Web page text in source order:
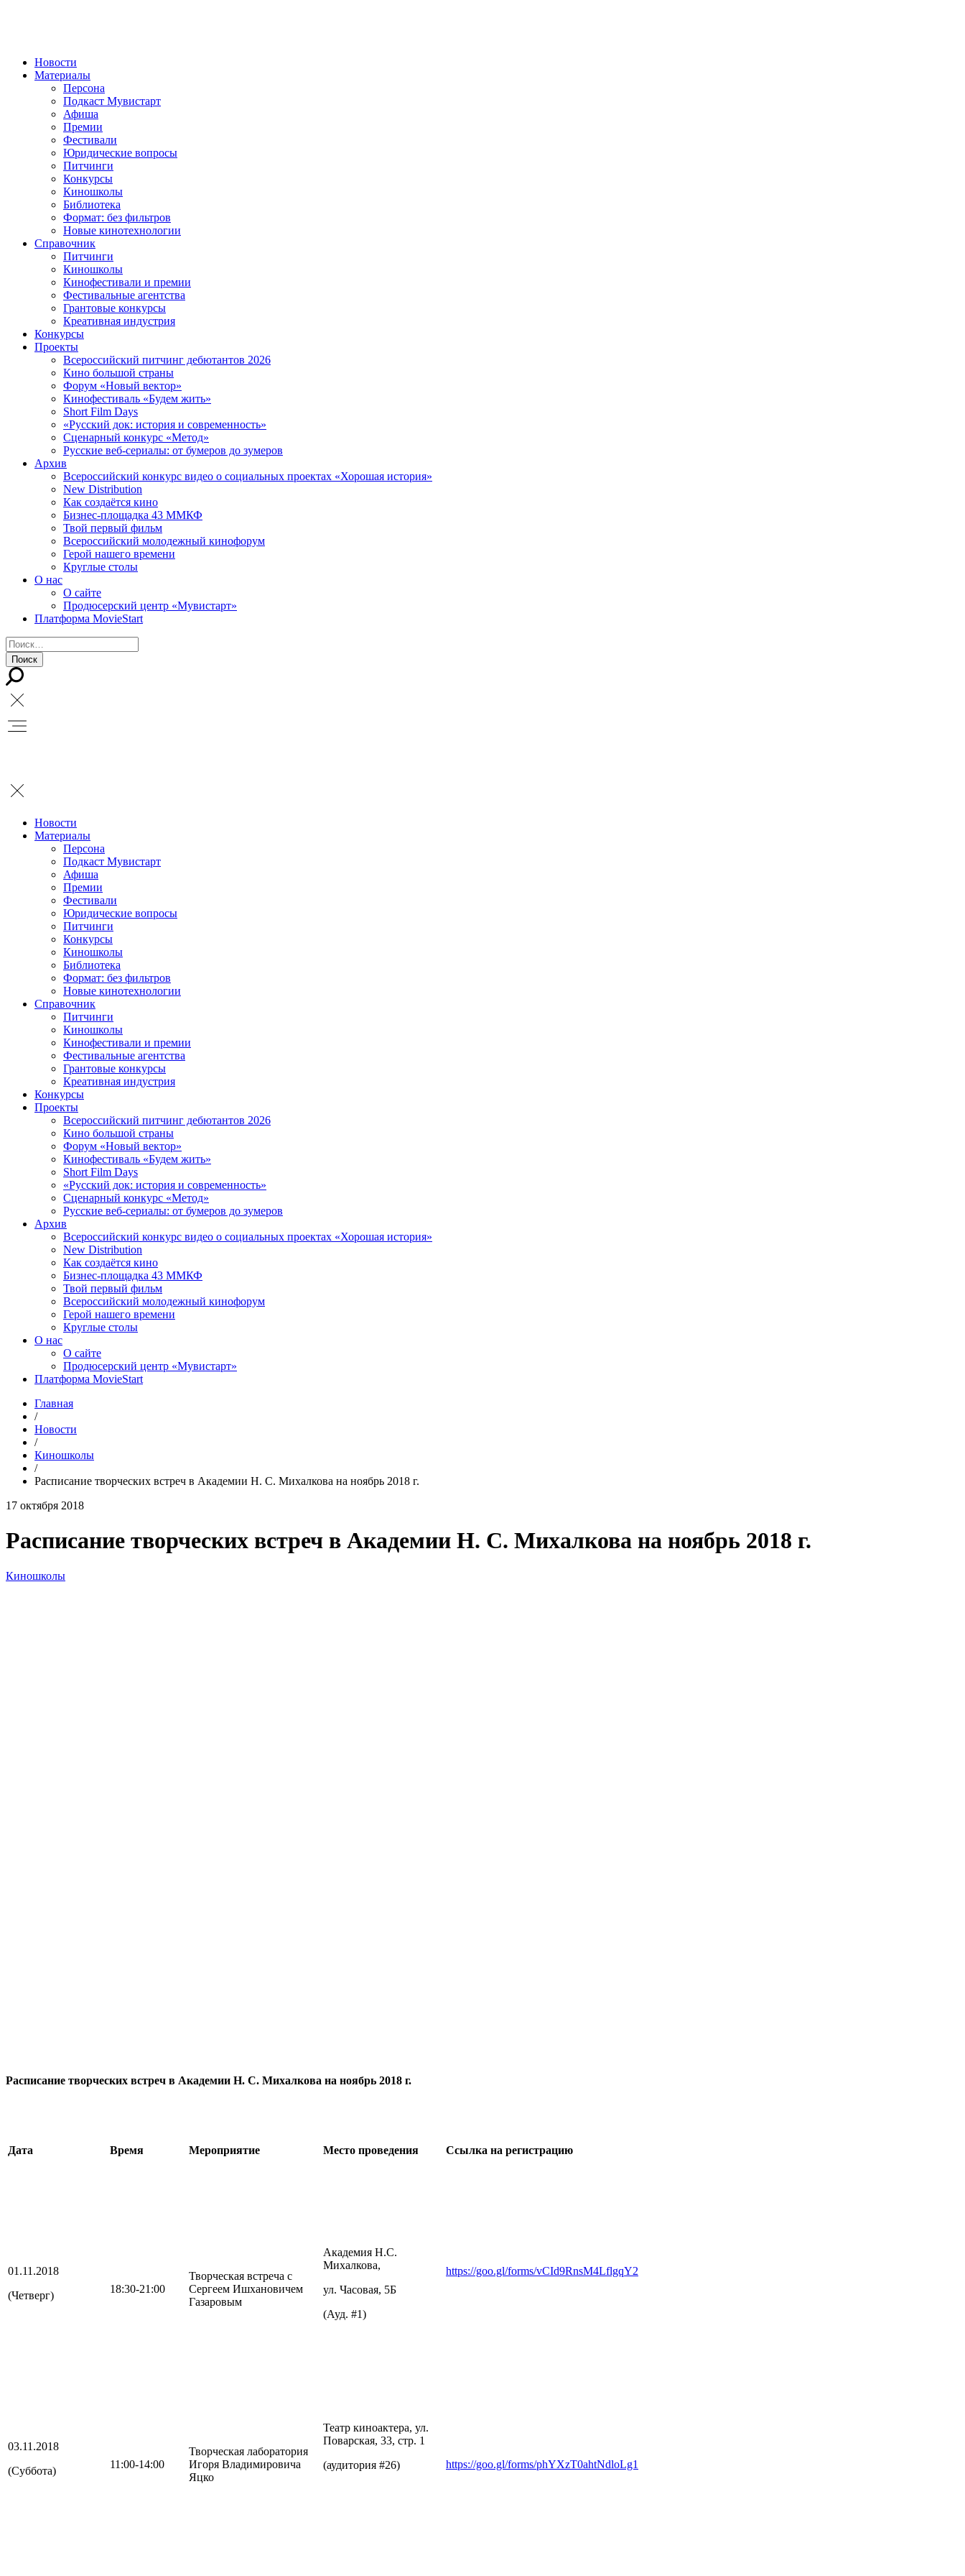
Новости
Материалы
Персона
Подкаст Мувистарт
Афиша
Премии
Фестивали
Юридические вопросы
Питчинги
Конкурсы
Киношколы
Библиотека
Формат: без фильтров
Новые кинотехнологии
Справочник
Питчинги
Киношколы
Кинофестивали и премии
Фестивальные агентства
Грантовые конкурсы
Креативная индустрия
Конкурсы
Проекты
Всероссийский питчинг дебютантов 2026
Кино большой страны
Форум «Новый вектор»
Кинофестиваль «Будем жить»
Short Film Days
«Русский док: история и современность»
Сценарный конкурс «Метод»
Русские веб-сериалы: от бумеров до зумеров
Архив
Всероссийский конкурс видео о социальных проектах «Хорошая история»
New Distribution
Как создаётся кино
Бизнес-площадка 43 ММКФ
Твой первый фильм
Всероссийский молодежный кинофорум
Герой нашего времени
Круглые столы
О нас
О сайте
Продюсерский центр «Мувистарт»
Платформа MovieStart
Новости
Материалы
Персона
Подкаст Мувистарт
Афиша
Премии
Фестивали
Юридические вопросы
Питчинги
Конкурсы
Киношколы
Библиотека
Формат: без фильтров
Новые кинотехнологии
Справочник
Питчинги
Киношколы
Кинофестивали и премии
Фестивальные агентства
Грантовые конкурсы
Креативная индустрия
Конкурсы
Проекты
Всероссийский питчинг дебютантов 2026
Кино большой страны
Форум «Новый вектор»
Кинофестиваль «Будем жить»
Short Film Days
«Русский док: история и современность»
Сценарный конкурс «Метод»
Русские веб-сериалы: от бумеров до зумеров
Архив
Всероссийский конкурс видео о социальных проектах «Хорошая история»
New Distribution
Как создаётся кино
Бизнес-площадка 43 ММКФ
Твой первый фильм
Всероссийский молодежный кинофорум
Герой нашего времени
Круглые столы
О нас
О сайте
Продюсерский центр «Мувистарт»
Платформа MovieStart
Главная
/
Новости
/
Киношколы
/
Расписание творческих встреч в Академии Н. С. Михалкова на ноябрь 2018 г.
17 октября 2018
Расписание творческих встреч в Академии Н. С. Михалкова на ноябрь 2018 г.
Киношколы
Расписание творческих встреч в Академии Н. С. Михалкова на ноябрь 2018 г.
Дата Время Мероприятие Место проведения Ссылка на регистрацию
01.11.2018
(Четверг)
18:30-21:00
Творческая встреча с
Сергеем Ишхановичем
Газаровым
Академия Н.С.
Михалкова,
ул. Часовая, 5Б
(Ауд. #1)
https://goo.gl/forms/vCId9RnsM4LflgqY2
03.11.2018
(Суббота)
11:00-14:00
Творческая лаборатория
Игоря Владимировича
Яцко
Театр киноактера, ул.
Поварская, 33, стр. 1
(аудитория #26) https://goo.gl/forms/phYXzT0ahtNdloLg1